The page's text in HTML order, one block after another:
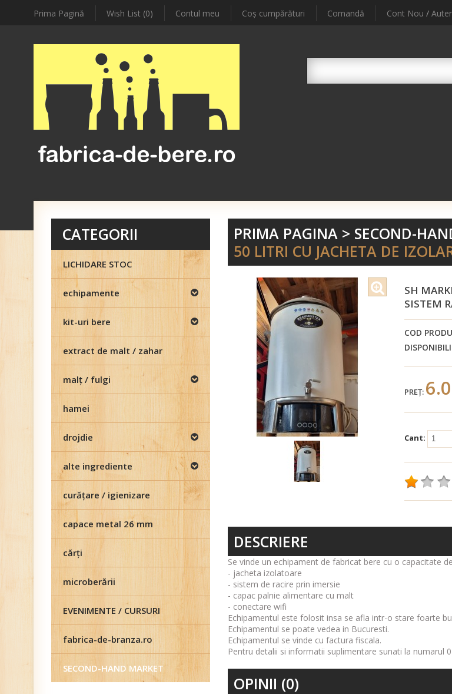
Prima Pagină Wish List (0) Contul meu Coş cumpărături Comandă Cont Nou /
PRIMA PAGINA > SECOND-
50 LITRI CU JACHETA DE
SH
SISTEM
COD
PREŢ:
Cant:
DESCRIERE
Se vinde un echipament de fabricat bere cu o capacitate
- jacheta izolatoare
- sistem de racire prin imersie
- capac palnie alimentare cu malt
- conectare wifi
Echipamentul este folosit insa se afla intr-o stare foarte
Echipamentul se poate vedea in Bucuresti.
Echipamentul se vinde cu factura fiscala.
Pentru detalii si informatii suplimentare sunati la numarul
OPINII (0)
CATEGORII
LICHIDARE STOC
echipamente
kit-uri bere
extract de malt / zahar
malţ / fulgi
hamei
drojdie
alte ingrediente
curăţare / igienizare
capace metal 26 mm
cărţi
microberării
EVENIMENTE / CURSURI
fabrica-de-branza.ro
SECOND-HAND MARKET